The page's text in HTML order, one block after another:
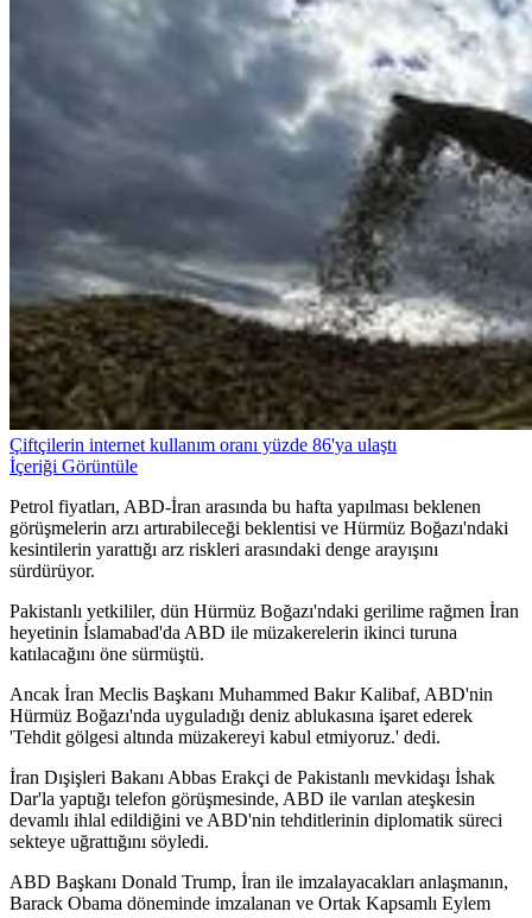
Çiftçilerin internet kullanım oranı yüzde 86'ya ulaştı
İçeriği Görüntüle
Petrol fiyatları, ABD-İran arasında bu hafta yapılması beklenen
görüşmelerin arzı artırabileceği beklentisi ve Hürmüz Boğazı'ndaki
kesintilerin yarattığı arz riskleri arasındaki denge arayışını
sürdürüyor.
Pakistanlı yetkililer, dün Hürmüz Boğazı'ndaki gerilime rağmen İran
heyetinin İslamabad'da ABD ile müzakerelerin ikinci turuna
katılacağını öne sürmüştü.
Ancak İran Meclis Başkanı Muhammed Bakır Kalibaf, ABD'nin
Hürmüz Boğazı'nda uyguladığı deniz ablukasına işaret ederek
'Tehdit gölgesi altında müzakereyi kabul etmiyoruz.' dedi.
İran Dışişleri Bakanı Abbas Erakçi de Pakistanlı mevkidaşı İshak
Dar'la yaptığı telefon görüşmesinde, ABD ile varılan ateşkesin
devamlı ihlal edildiğini ve ABD'nin tehditlerinin diplomatik süreci
sekteye uğrattığını söyledi.
ABD Başkanı Donald Trump, İran ile imzalayacakları anlaşmanın,
Barack Obama döneminde imzalanan ve Ortak Kapsamlı Eylem